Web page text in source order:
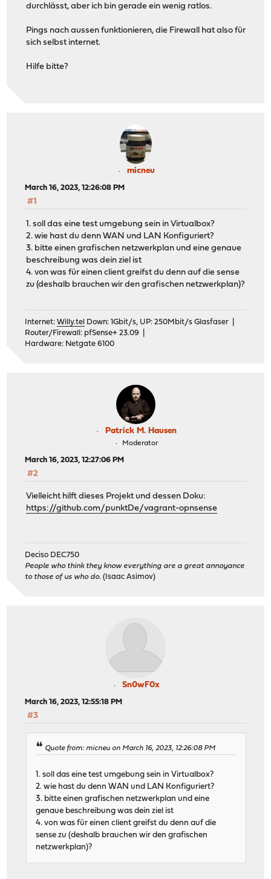
durchlässt, aber ich bin gerade ein wenig ratlos.
Pings nach aussen funktionieren, die Firewall hat also für
sich selbst internet.
Hilfe bitte?
micneu
March 16, 2023, 12:26:08 PM
#1
1. soll das eine test umgebung sein in Virtualbox?
2. wie hast du denn WAN und LAN Konfiguriert?
3. bitte einen grafischen netzwerkplan und eine genaue
beschreibung was dein ziel ist
4. von was für einen client greifst du denn auf die sense
zu (deshalb brauchen wir den grafischen netzwerkplan)?
Internet:Willy.tel
Down: 1Gbit/s, UP: 250Mbit/s Glasfaser |
Router/Firewall: pfSense+ 23.09 |
Hardware: Netgate 6100
Patrick M. Hausen
Moderator
March 16, 2023, 12:27:06 PM
#2
Vielleicht hilft dieses Projekt und dessen Doku:
https://github.com/punktDe/vagrant-opnsense
Deciso DEC750
People who think they know everything are a great annoyance
to those of us who do. (Isaac Asimov)
Sn0wF0x
March 16, 2023, 12:55:18 PM
#3
Quote from: micneu on March 16, 2023, 12:26:08 PM
1. soll das eine test umgebung sein in Virtualbox?
2. wie hast du denn WAN und LAN Konfiguriert?
3. bitte einen grafischen netzwerkplan und eine
genaue beschreibung was dein ziel ist
4. von was für einen client greifst du denn auf die
sense zu (deshalb brauchen wir den grafischen
netzwerkplan)?